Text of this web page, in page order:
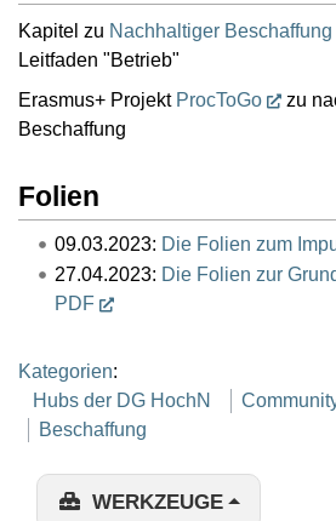
Kapitel zu Nachhaltiger Beschaffung
Leitfaden "Betrieb"
Erasmus+ Projekt ProcToGo
zu
Beschaffung
Folien
09.03.2023: Die Folien zum
27.04.2023: Die Folien zur
PDF
Kategorien:
Hubs der DG HochN
Beschaffung
WERKZEUGE